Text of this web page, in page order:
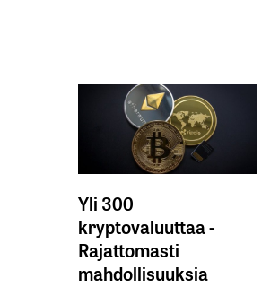
Yli 300
kryptovaluuttaa -
Rajattomasti
mahdollisuuksia